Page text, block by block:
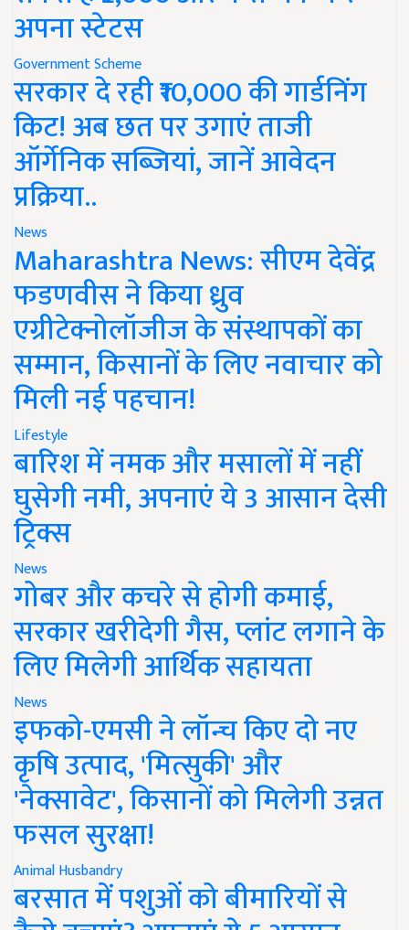
अपना स्टेटस
Government Scheme
सरकार दे रही ₹10,000 की गार्डनिंग
किट! अब छत पर उगाएं ताजी
ऑर्गेनिक सब्जियां, जानें आवेदन
प्रक्रिया..
News
Maharashtra News: सीएम देवेंद्र
फडणवीस ने किया ध्रुव
एग्रीटेक्नोलॉजीज के संस्थापकों का
सम्मान, किसानों के लिए नवाचार को
मिली नई पहचान!
Lifestyle
बारिश में नमक और मसालों में नहीं
घुसेगी नमी, अपनाएं ये 3 आसान देसी
ट्रिक्स
News
गोबर और कचरे से होगी कमाई,
सरकार खरीदेगी गैस, प्लांट लगाने के
लिए मिलेगी आर्थिक सहायता
News
इफको-एमसी ने लॉन्च किए दो नए
कृषि उत्पाद, 'मित्सुकी' और
'नेक्सावेट', किसानों को मिलेगी उन्नत
फसल सुरक्षा!
Animal Husbandry
बरसात में पशुओं को बीमारियों से